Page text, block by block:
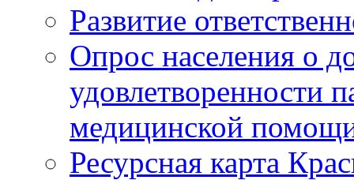
Развитие
Опрос населения о
удовлетворенности
медицинской
Ресурсная карта